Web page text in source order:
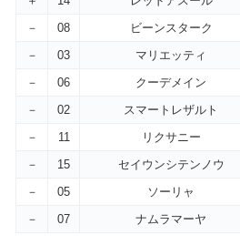
－
08 ビーンスターク
－
03 マリエッティ
－
06 クーデメイン
－
02 スマートレザルト
－
11 リクサニー
－
15 セイウンシテンノウ
－
05 ソーリャ
－
07 ナムラマーヤ